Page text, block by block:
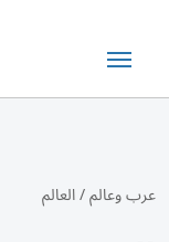
عرب وعالم/العالم